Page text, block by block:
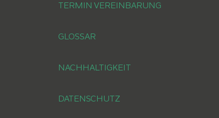
TERMIN VEREINBARUNG
GLOSSAR
NACHHALTIGKEIT
DATENSCHUTZ